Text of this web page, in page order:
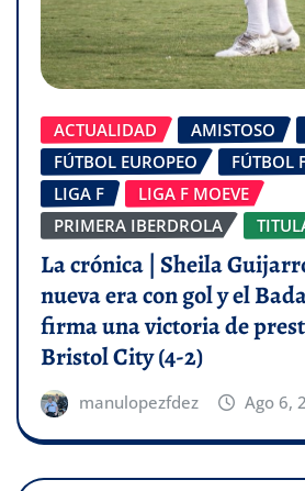
ACTUALIDAD AMISTOSO
FÚTBOL EUROPEO
FÚTBOL
LIGA F
LIGA F MOEVE
PRIMERA IBERDROLA
La crónica | Sheila
nueva era con gol y el
firma una victoria de
Bristol City (4-2)
manulopezfdez Ago 6,